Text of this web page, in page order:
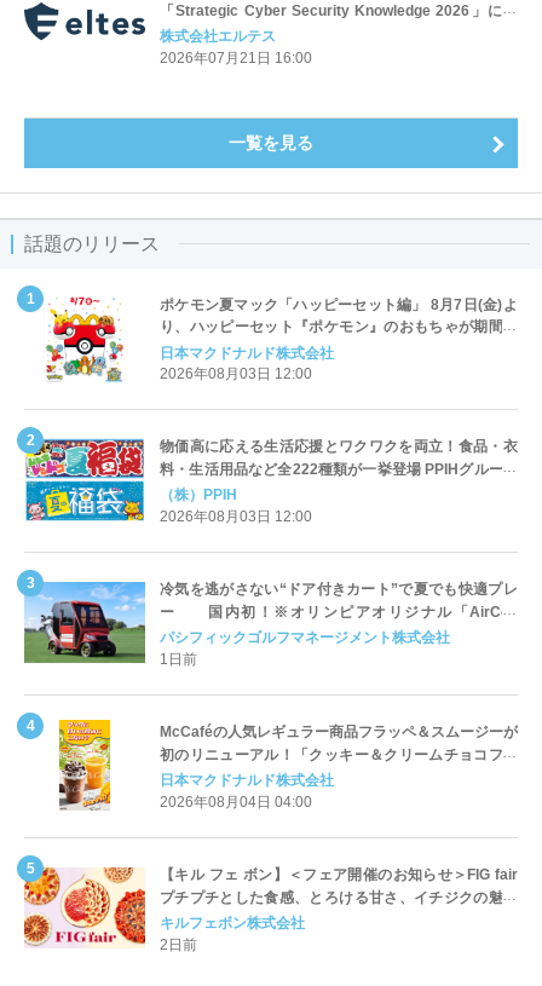
「Strategic Cyber Security Knowledge 2026」に登
壇
株式会社エルテス
2026年07月21日 16:00
一覧を見る
話題のリリース
ポケモン夏マック「ハッピーセット編」 8月7日(金)よ
り、ハッピーセット『ポケモン』のおもちゃが期間限
定登場
日本マクドナルド株式会社
2026年08月03日 12:00
物価高に応える生活応援とワクワクを両立！食品・衣
料・生活用品など全222種類が一挙登場 PPIHグループ
「夏福袋」＆セール 8月6日(木)より順次スタート
（株）PPIH
2026年08月03日 12:00
冷気を逃がさない“ドア付きカート”で夏でも快適プレ
ー 国内初！※オリンピアオリジナル「AirCon
Cart（エアコンカート）」導入 | ＰＧＭ
パシフィックゴルフマネージメント株式会社
1日前
McCaféの人気レギュラー商品フラッペ＆スムージーが
初のリニューアル！「クッキー＆クリームチョコフラ
ッペ」「マンゴースムージー」8月5日（水）から販売
開始
日本マクドナルド株式会社
2026年08月04日 04:00
【キル フェ ボン】＜フェア開催のお知らせ＞FIG fair
プチプチとした食感、とろける甘さ、イチジクの魅力
をたっぷりと。新作を含め、イチジク尽くしの全4種が
登場8月20日（木）スタート
キルフェボン株式会社
2日前